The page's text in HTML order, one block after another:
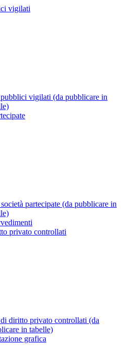
vigilati
vigilati (da pubblicare in
partecipate (da pubblicare in
privato controllati
diritto privato controllati (da
in tabelle)
grafica